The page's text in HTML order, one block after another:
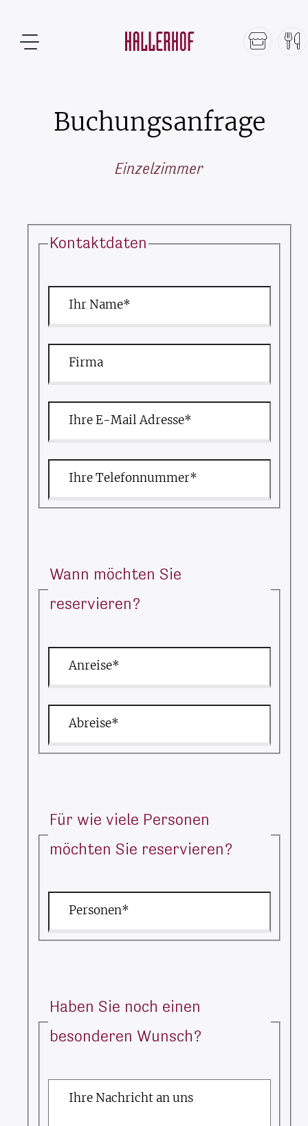
Buchungsanfrage
Einzelzimmer
Kontaktdaten
Ihr Name*
Firma
Ihre E-Mail Adresse*
Ihre Telefonnummer*
Wann möchten Sie
reservieren?
Anreise*
Abreise*
Für wie viele Personen
möchten Sie reservieren?
Personen*
Haben Sie noch einen
besonderen Wunsch?
Ihre Nachricht an uns